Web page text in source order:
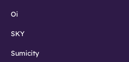
Oi
SKY
Sumicity